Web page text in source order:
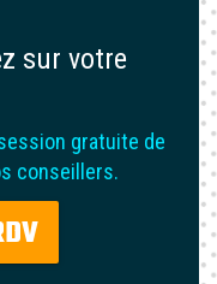
sur votre
gratuite de
conseillers.